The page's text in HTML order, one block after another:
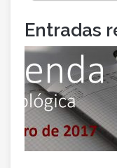
Entradas